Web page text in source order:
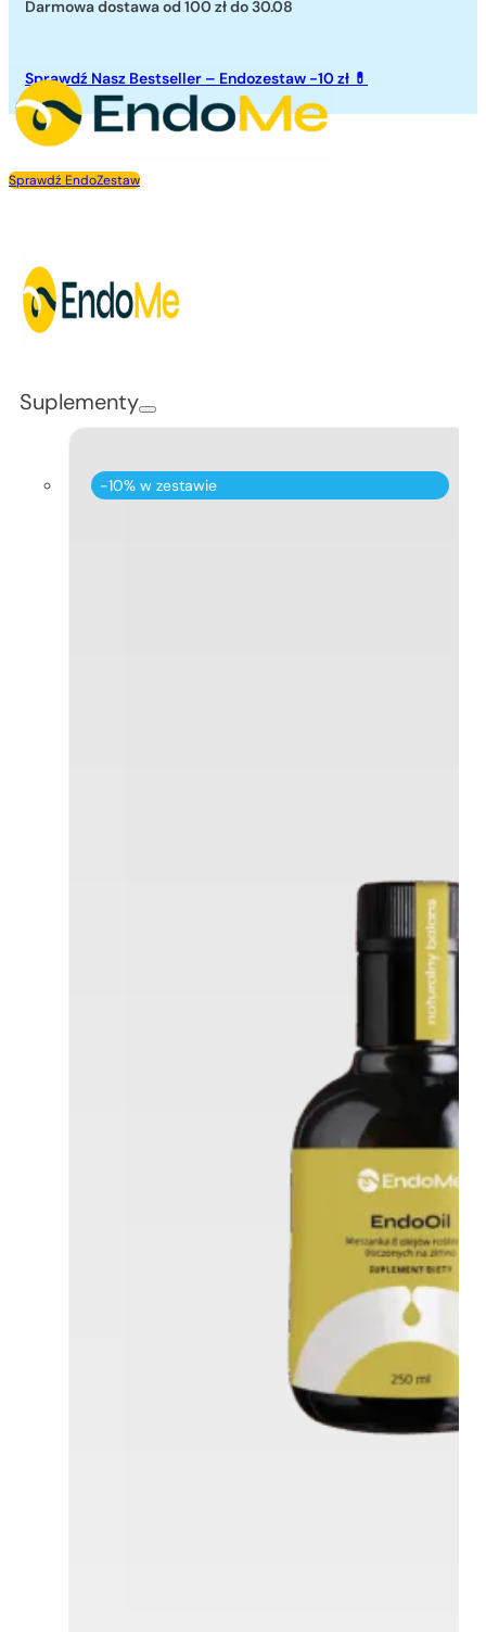
Przejdź do głównej treści Przejdź do stopki
Darmowa dostawa od 100 złdo 30.08
Sprawdź Nasz Bestseller – Endozestaw -10 zł 💊
Sprawdź EndoZestaw
Suplementy
-10% w zestawie